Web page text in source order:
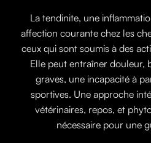
La tendinite, une
affection courante chez les
ceux qui sont soumis à des
Elle peut entraîner douleur,
graves, une incapacité à
sportives. Une approche
vétérinaires, repos, et
nécessaire pour une